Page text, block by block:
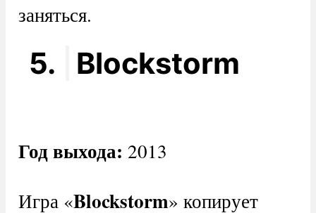
заняться.
5. Blockstorm
Год выхода: 2013
Игра «Blockstorm» копирует